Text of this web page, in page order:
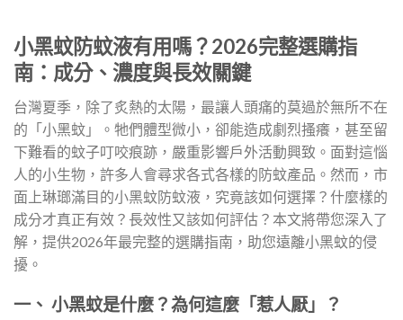
小黑蚊防蚊液有用嗎？2026完整選購指
南：成分、濃度與長效關鍵
台灣夏季，除了炙熱的太陽，最讓人頭痛的莫過於無所不在
的「小黑蚊」。牠們體型微小，卻能造成劇烈搔癢，甚至留
下難看的蚊子叮咬痕跡，嚴重影響戶外活動興致。面對這惱
人的小生物，許多人會尋求各式各樣的防蚊產品。然而，市
面上琳瑯滿目的小黑蚊防蚊液，究竟該如何選擇？什麼樣的
成分才真正有效？長效性又該如何評估？本文將帶您深入了
解，提供2026年最完整的選購指南，助您遠離小黑蚊的侵
擾。
一、 小黑蚊是什麼？為何這麼「惹人厭」？